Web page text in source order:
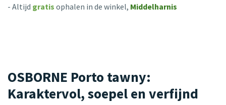
- Altijd gratis ophalen in de winkel, Middelharnis
OSBORNE Porto tawny:
Karaktervol, soepel en verfijnd